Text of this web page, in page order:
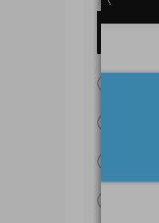
① 本站所
② 如果網
③ 本網站
④ 由本站